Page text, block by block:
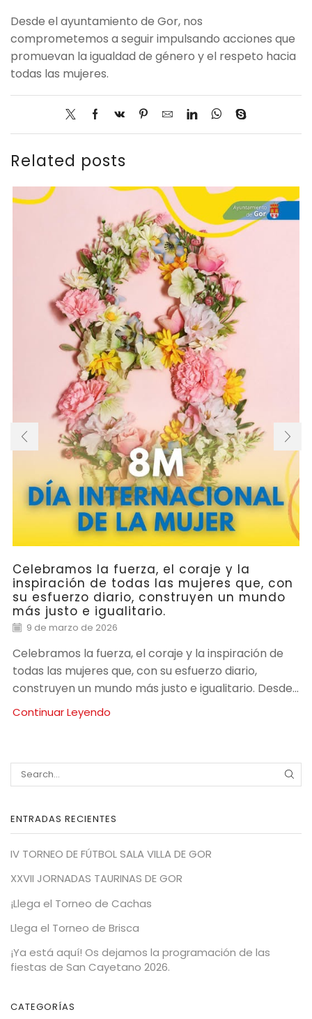
Desde el ayuntamiento de Gor, nos
comprometemos a seguir impulsando acciones que
promuevan la igualdad de género y el respeto hacia
todas las mujeres.
Related posts
Celebramos la fuerza, el coraje y la
inspiración de todas las mujeres que, con
su esfuerzo diario, construyen un mundo
más justo e igualitario.
9 de marzo de 2026
Celebramos la fuerza, el coraje y la inspiración de
todas las mujeres que, con su esfuerzo diario,
construyen un mundo más justo e igualitario. Desde...
Continuar Leyendo
ENTRADAS RECIENTES
IV TORNEO DE FÚTBOL SALA VILLA DE GOR
XXVII JORNADAS TAURINAS DE GOR
¡Llega el Torneo de Cachas
Llega el Torneo de Brisca
¡Ya está aquí! Os dejamos la programación de las
fiestas de San Cayetano 2026.
CATEGORÍAS